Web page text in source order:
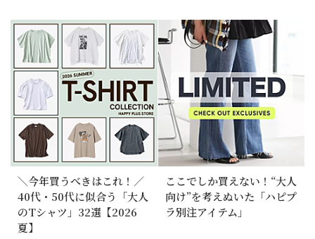
＼今年買うべきはこれ！／
40代・50代に似合う「大人
のTシャツ」32選【2026
夏】
ここでしか買えない！“大人
向け”を考えぬいた「ハピプ
ラ別注アイテム」